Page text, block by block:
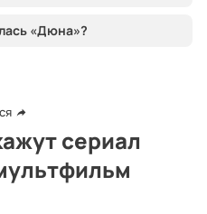
«Дюна»?
сериал